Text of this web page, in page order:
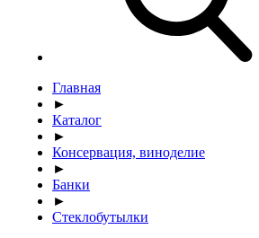
Главная
►
Каталог
►
Консервация, виноделие
►
Банки
►
Стеклобутылки